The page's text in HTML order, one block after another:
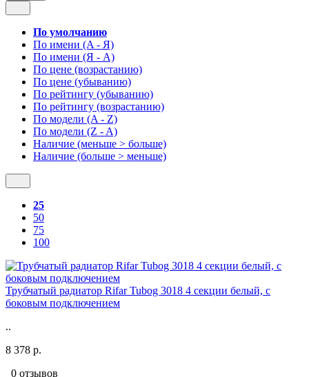
По умолчанию
По имени (A - Я)
По имени (Я - A)
По цене (возрастанию)
По цене (убыванию)
По рейтингу (убыванию)
По рейтингу (возрастанию)
По модели (A - Z)
По модели (Z - A)
Наличие (меньше > больше)
Наличие (больше > меньше)
25
50
75
100
Трубчатый радиатор Rifar Tubog 3018 4 секции белый, с
боковым подключением
..
8 378 р.
0 отзывов